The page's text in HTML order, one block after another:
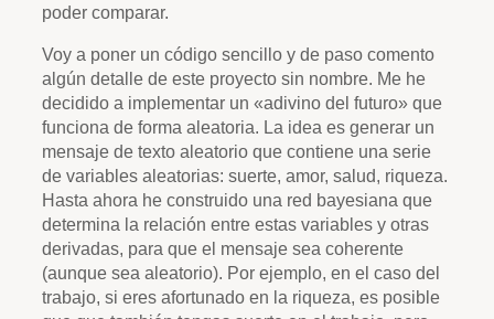
poder comparar.
Voy a poner un código sencillo y de paso comento
algún detalle de este proyecto sin nombre. Me he
decidido a implementar un «adivino del futuro» que
funciona de forma aleatoria. La idea es generar un
mensaje de texto aleatorio que contiene una serie
de variables aleatorias: suerte, amor, salud, riqueza.
Hasta ahora he construido una red bayesiana que
determina la relación entre estas variables y otras
derivadas, para que el mensaje sea coherente
(aunque sea aleatorio). Por ejemplo, en el caso del
trabajo, si eres afortunado en la riqueza, es posible